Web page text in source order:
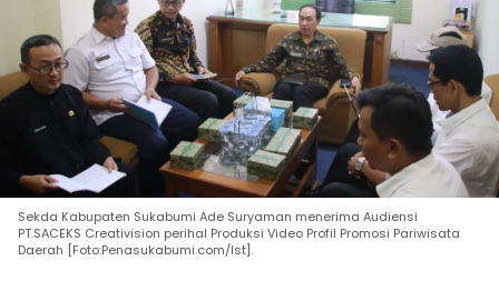
Sekda Kabupaten Sukabumi Ade Suryaman menerima Audiensi
PT.SACEKS Creativision perihal Produksi Video Profil Promosi Pariwisata
Daerah [Foto:Penasukabumi.com/Ist].